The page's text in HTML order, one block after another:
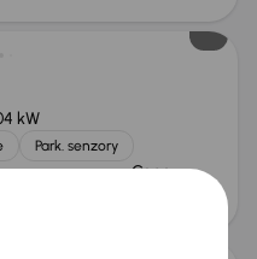
kW
Park. senzory
Cena